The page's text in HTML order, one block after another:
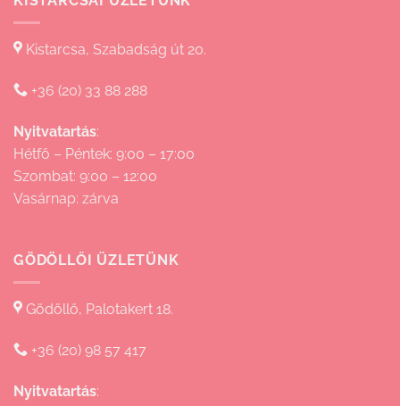
Kistarcsa, Szabadság út 20.
+36 (20) 33 88 288
Nyitvatartás:
Hétfő – Péntek: 9:00 – 17:00
Szombat: 9:00 – 12:00
Vasárnap: zárva
GÖDÖLLŐI ÜZLETÜNK
Gödöllő, Palotakert 18.
+36 (20) 98 57 417
Nyitvatartás: